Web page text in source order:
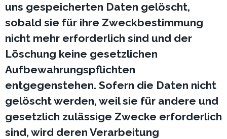
uns gespeicherten Daten gelöscht,
sobald sie für ihre Zweckbestimmung
nicht mehr erforderlich sind und der
Löschung keine gesetzlichen
Aufbewahrungspflichten
entgegenstehen. Sofern die Daten nicht
gelöscht werden, weil sie für andere und
gesetzlich zulässige Zwecke erforderlich
sind, wird deren Verarbeitung